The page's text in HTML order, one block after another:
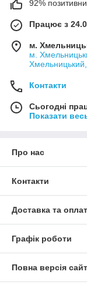
92%
Працює з
м.
м.
Хмельницький,
Контакти
Сьогодні
Показати
Про нас
Контакти
Доставка та
Графік роботи
Повна версія